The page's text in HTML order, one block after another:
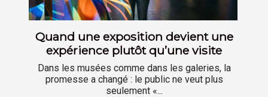
Quand une exposition devient une
expérience plutôt qu’une visite
Dans les musées comme dans les galeries, la
promesse a changé : le public ne veut plus
seulement «...